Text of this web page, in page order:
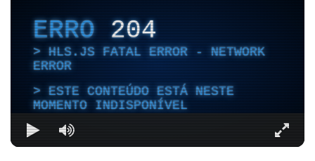
ERRO204
HLS.JS FATAL ERROR - NETWORK
ERROR
ESTE CONTEÚDO ESTÁ NESTE
MOMENTO INDISPONÍVEL